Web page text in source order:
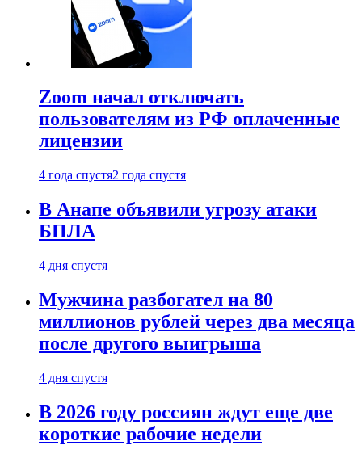
Zoom начал отключать
пользователям из РФ оплаченные
лицензии
4 года спустя2 года спустя
В Анапе объявили угрозу атаки
БПЛА
4 дня спустя
Мужчина разбогател на 80
миллионов рублей через два месяца
после другого выигрыша
4 дня спустя
В 2026 году россиян ждут еще две
короткие рабочие недели